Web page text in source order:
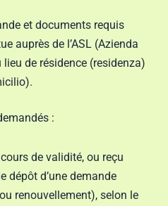
et documents requis
auprès de l’ASL (Azienda
de résidence (residenza)
:
de validité, ou reçu
dépôt d’une demande
renouvellement), selon le